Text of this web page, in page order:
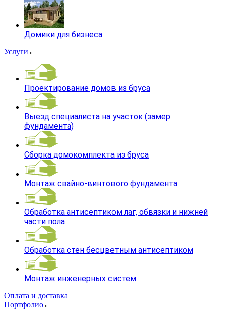
Домики для бизнеса
Услуги
Проектирование домов из бруса
Выезд специалиста на участок (замер
фундамента)
Сборка домокомплекта из бруса
Монтаж свайно-винтового фундамента
Обработка антисептиком лаг, обвязки и нижней
части пола
Обработка стен бесцветным антисептиком
Монтаж инженерных систем
Оплата и доставка
Портфолио